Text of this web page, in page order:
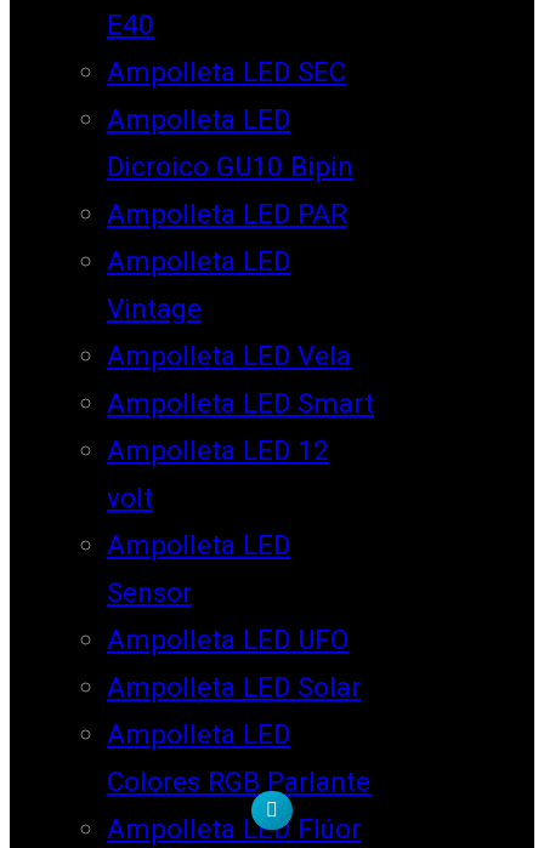
E40
Ampolleta LED SEC
Ampolleta LED
Dicroico GU10 Bipin
Ampolleta LED PAR
Ampolleta LED
Vintage
Ampolleta LED Vela
Ampolleta LED Smart
Ampolleta LED 12
volt
Ampolleta LED
Sensor
Ampolleta LED UFO
Ampolleta LED Solar
Ampolleta LED
Colores RGB Parlante
Ampolleta LED Flúor